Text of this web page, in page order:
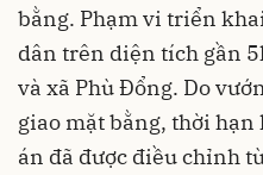
bằng. Phạm vi triển
dân trên diện tích gần
và xã Phù Đổng. Do
giao mặt bằng, thời
án đã được điều chỉnh